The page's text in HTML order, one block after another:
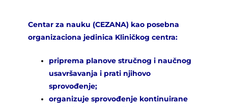
Centar za nauku (CEZANA) kao posebna
organizaciona jedinica Kliničkog centra:
priprema planove stručnog i naučnog
usavršavanja i prati njihovo
sprovođenje;
organizuje sprovođenje kontinuirane